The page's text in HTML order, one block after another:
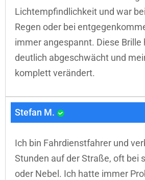
Lichtempfindlichkeit und war
Regen oder bei
immer angespannt. Diese Brille
deutlich abgeschwächt und
komplett verändert.
Stefan M.
Ich bin Fahrdienstfahrer und
Stunden auf der Straße, oft bei
oder Nebel. Ich hatte immer